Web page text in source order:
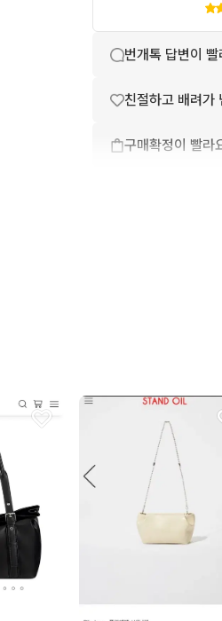
번개톡 답변이 빨
친절하고 배려가
구매확정이 빨라